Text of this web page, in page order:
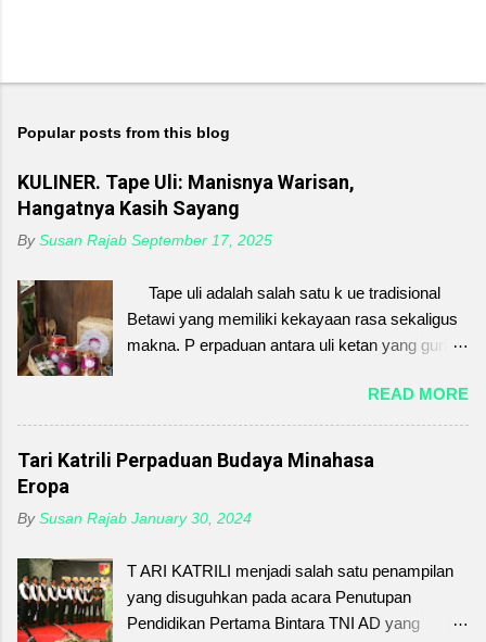
Popular posts from this blog
KULINER. Tape Uli: Manisnya Warisan,
Hangatnya Kasih Sayang
By Susan Rajab September 17, 2025
Tape uli adalah salah satu k ue tradisional
Betawi yang memiliki kekayaan rasa sekaligus
makna. P erpaduan antara uli ketan yang gurih
sederhana, tetapi di dalamnya tersimpan nilai
kasih sayang, kebersamaan, dan warisan
budaya yang tak ternilai. Sejak dahulu, tape uli
sering disajikan dalam acara keluarga, menjadi
proses pembuatannya mengajarkan kesabaran,
generasi ke generasi. Di tengah gempuran
makanan modern, menjaga tape uli berarti
menjaga jati diri. Melestarikan kue tradisional ini
READ MORE
Tari Katrili Perpaduan Budaya Minahasa
Eropa
By Susan Rajab January 30, 2024
T ARI KATRILI menjadi salah satu penampilan
yang disuguhkan pada acara Penutupan
Pendidikan Pertama Bintara TNI AD yang